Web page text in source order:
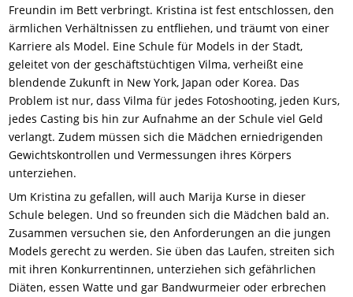
Freundin im Bett verbringt. Kristina ist fest entschlossen, den
ärmlichen Verhältnissen zu entfliehen, und träumt von einer
Karriere als Model. Eine Schule für Models in der Stadt,
geleitet von der geschäftstüchtigen Vilma, verheißt eine
blendende Zukunft in New York, Japan oder Korea. Das
Problem ist nur, dass Vilma für jedes Fotoshooting, jeden Kurs,
jedes Casting bis hin zur Aufnahme an der Schule viel Geld
verlangt. Zudem müssen sich die Mädchen erniedrigenden
Gewichtskontrollen und Vermessungen ihres Körpers
unterziehen.
Um Kristina zu gefallen, will auch Marija Kurse in dieser
Schule belegen. Und so freunden sich die Mädchen bald an.
Zusammen versuchen sie, den Anforderungen an die jungen
Models gerecht zu werden. Sie üben das Laufen, streiten sich
mit ihren Konkurrentinnen, unterziehen sich gefährlichen
Diäten, essen Watte und gar Bandwurmeier oder erbrechen